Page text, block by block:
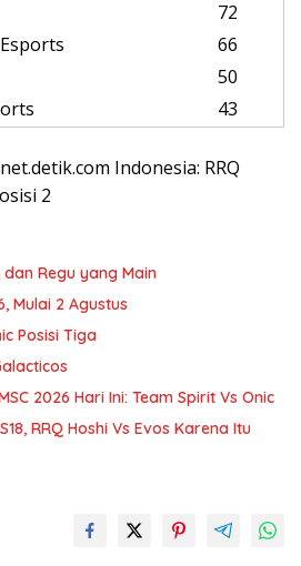
72
66
50
43
Indonesia: RRQ
2
Regu yang Main
Mulai 2 Agustus
Posisi Tiga
2026 Hari Ini: Team Spirit Vs Onic
RRQ Hoshi Vs Evos Karena Itu